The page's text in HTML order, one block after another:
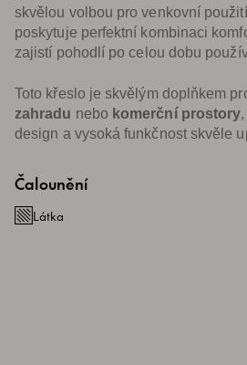
skvělou volbou pro venkovní
poskytuje perfektní kombinaci
zajistí pohodlí po celou dobu
Toto křeslo je skvělým doplňkem
zahradu nebo komerční prostory
design a vysoká funkčnost skvěle
Čalounění
Látka